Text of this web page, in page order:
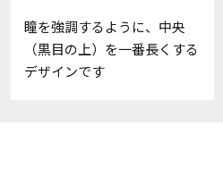
瞳を強調するように、中央
（黒目の上）を一番長くする
デザインです